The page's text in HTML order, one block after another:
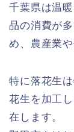
千葉県は温
品の消費が
め、農産業
特に落花生
花生を加工
在します。